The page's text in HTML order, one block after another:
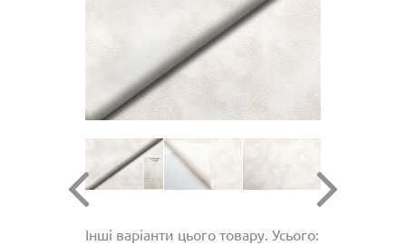
Інші варіанти цього товару. Усього: